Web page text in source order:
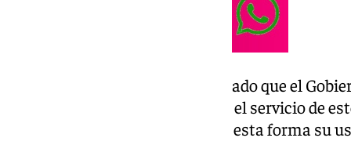
ha recordado que el
esfuerzos en «mejorar día a día» el servicio de
ganando viajeros y fomentar de esta forma su